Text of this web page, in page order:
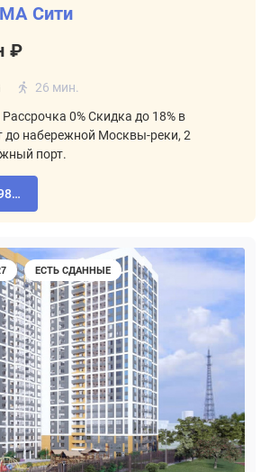
Сити
₽
26 мин.
0% Скидка до 18% в
до набережной Москвы-реки, 2
порт.
+7 (495) 151-98-94
ЕСТЬ СДАННЫЕ